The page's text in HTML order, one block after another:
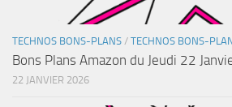
TECHNOS BONS-PLANS / TECHNOS BONS-
Bons Plans Amazon du Jeudi 22
22 JANVIER 2026